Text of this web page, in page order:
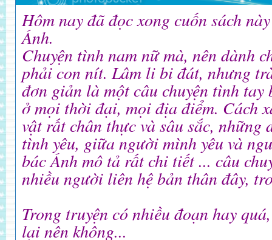
Hôm nay đã đọc xong cuốn sách
Ánh.
Chuyện tình nam nữ mà, nên dành
phải con nít. Lâm li bi đát, nhưng
đơn giản là một câu chuyện tình tay
ở mọi thời đại, mọi địa điểm. Cách
vật rất chân thực và sâu sắc, những
tình yêu, giữa người mình yêu và
bác Ánh mô tả rất chi tiết ... câu
nhiều người liên hệ bản thân đây,
Trong truyện có nhiều đoạn hay
lại nên không...